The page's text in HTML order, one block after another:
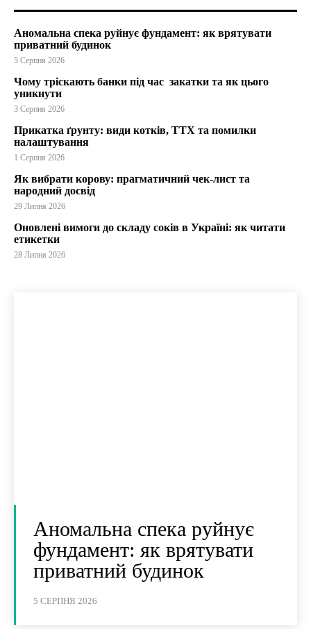
Аномальна спека руйнує фундамент: як врятувати
приватний будинок
5 Серпня 2026
Чому тріскають банки під час закатки та як цього
уникнути
3 Серпня 2026
Прикатка ґрунту: види котків, ТТХ та помилки
налаштування
1 Серпня 2026
Як вибрати корову: прагматичний чек-лист та
народний досвід
29 Липня 2026
Оновлені вимоги до складу соків в Україні: як читати
етикетки
28 Липня 2026
Аномальна спека руйнує
фундамент: як врятувати
приватний будинок
5 СЕРПНЯ 2026